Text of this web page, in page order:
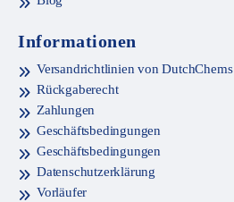
Informationen
Versandrichtlinien von DutchChems
Rückgaberecht
Zahlungen
Geschäftsbedingungen
Geschäftsbedingungen
Datenschutzerklärung
Vorläufer